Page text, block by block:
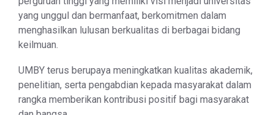
yang unggul dan bermanfaat, berkomitmen dalam
menghasilkan lulusan berkualitas di berbagai bidang
keilmuan.
UMBY terus berupaya meningkatkan kualitas akademik,
penelitian, serta pengabdian kepada masyarakat dalam
rangka memberikan kontribusi positif bagi masyarakat